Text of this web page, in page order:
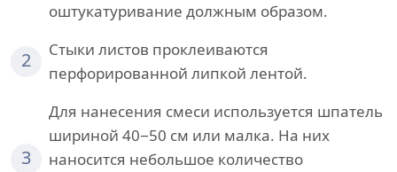
оштукатуривание должным образом.
2
Стыки листов проклеиваются
перфорированной липкой лентой.
3
Для нанесения смеси используется шпатель
шириной 40−50 см или малка. На них
наносится небольшое количество